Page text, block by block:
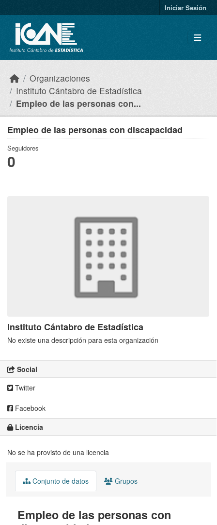
Iniciar Sesión
Organizaciones
Instituto Cántabro de Estadística
Empleo de las personas con...
Empleo de las personas con discapacidad
Seguidores
0
Instituto Cántabro de Estadística
No existe una descripción para esta organización
Social
Twitter
Facebook
Licencia
No se ha provisto de una licencia
Conjunto de datos Grupos
Empleo de las personas con